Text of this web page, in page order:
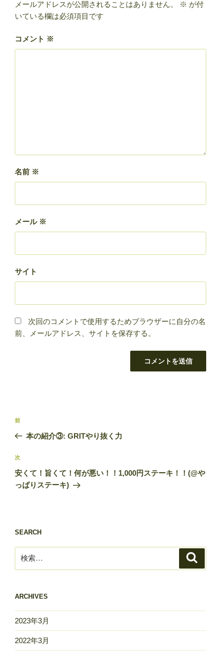
メールアドレスが公開されることはありません。 ※ が付
いている欄は必須項目です
コメント ※
名前 ※
メール ※
サイト
次回のコメントで使用するためブラウザーに自分の名
前、メールアドレス、サイトを保存する。
投
ビ
ゲ
ー
前
の
稿
前
本の紹介③: GRITやり抜く力
次
の
次
安くて！旨くて！何が悪い！！1,000円ステーキ！！(@や
っぱりステーキ)
SEARCH
索:
ARCHIVES
2023年3月
2022年3月